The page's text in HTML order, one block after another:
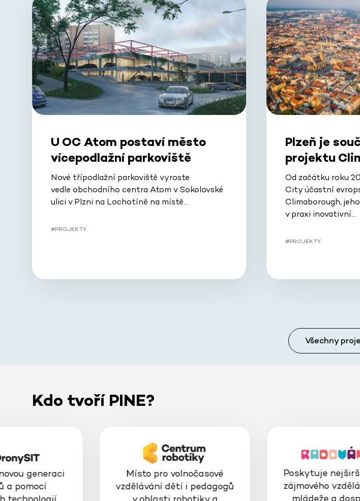
U OC Atom postaví město
vícepodlažní parkoviště
Nové třípodlažní parkoviště vyroste
vedle obchodního centra Atom v Sokolovské
ulici v Plzni na Lochotíně na místě…
#PROJEKTY
Plzeň je
projektu
Od začátku roku
City účastní
Climaborough,
v praxi inovativní…
#PROJEKTY
Všechny
Kdo tvoří PINE?
generaci
a pomocí
Místo pro volnočasové
vzdělávání dětí i pedagogů
Poskytuje
zájmového
mládeže a